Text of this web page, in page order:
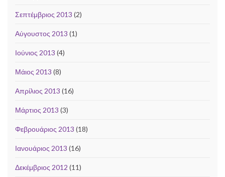
Σεπτέμβριος 2013 (2)
Αύγουστος 2013 (1)
Ιούνιος 2013 (4)
Μάιος 2013 (8)
Απρίλιος 2013 (16)
Μάρτιος 2013 (3)
Φεβρουάριος 2013 (18)
Ιανουάριος 2013 (16)
Δεκέμβριος 2012 (11)